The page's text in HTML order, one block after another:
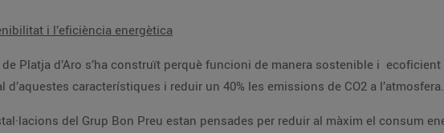
i l’eficiència energètica
perquè funcioni de manera sostenible i ecoficient per estalviar així, el 35% del consum d’energia habitual
d’un local comercial d’aquestes característiques i reduir un 40% les emissions de CO2 a l’atmosfera.
estan pensades per reduir al màxim el consum energètic amb un sistema de gestió que les regula de forma